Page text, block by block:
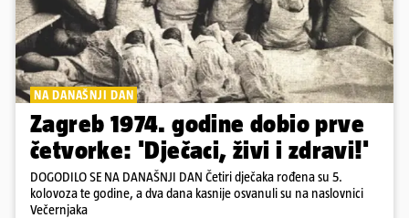
NA DANAŠNJI DAN
Zagreb 1974. godine dobio prve
četvorke: 'Dječaci, živi i zdravi!'
DOGODILO SE NA DANAŠNJI DAN Četiri dječaka rođena su 5.
kolovoza te godine, a dva dana kasnije osvanuli su na naslovnici
Večernjaka